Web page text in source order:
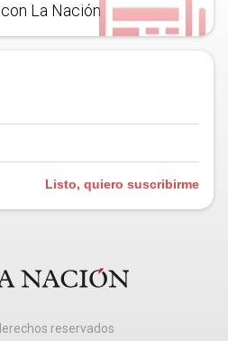
La Nación
Listo, quiero suscribirme
reservados